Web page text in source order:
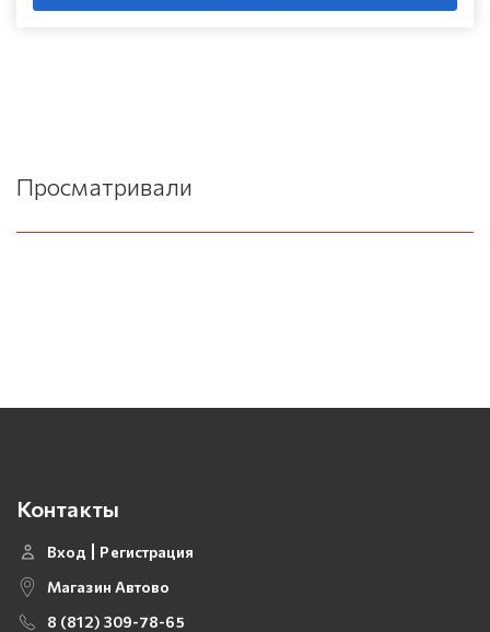
Просматривали
Контакты
Вход
Регистрация
Магазин Автово
8 (812) 309-78-65